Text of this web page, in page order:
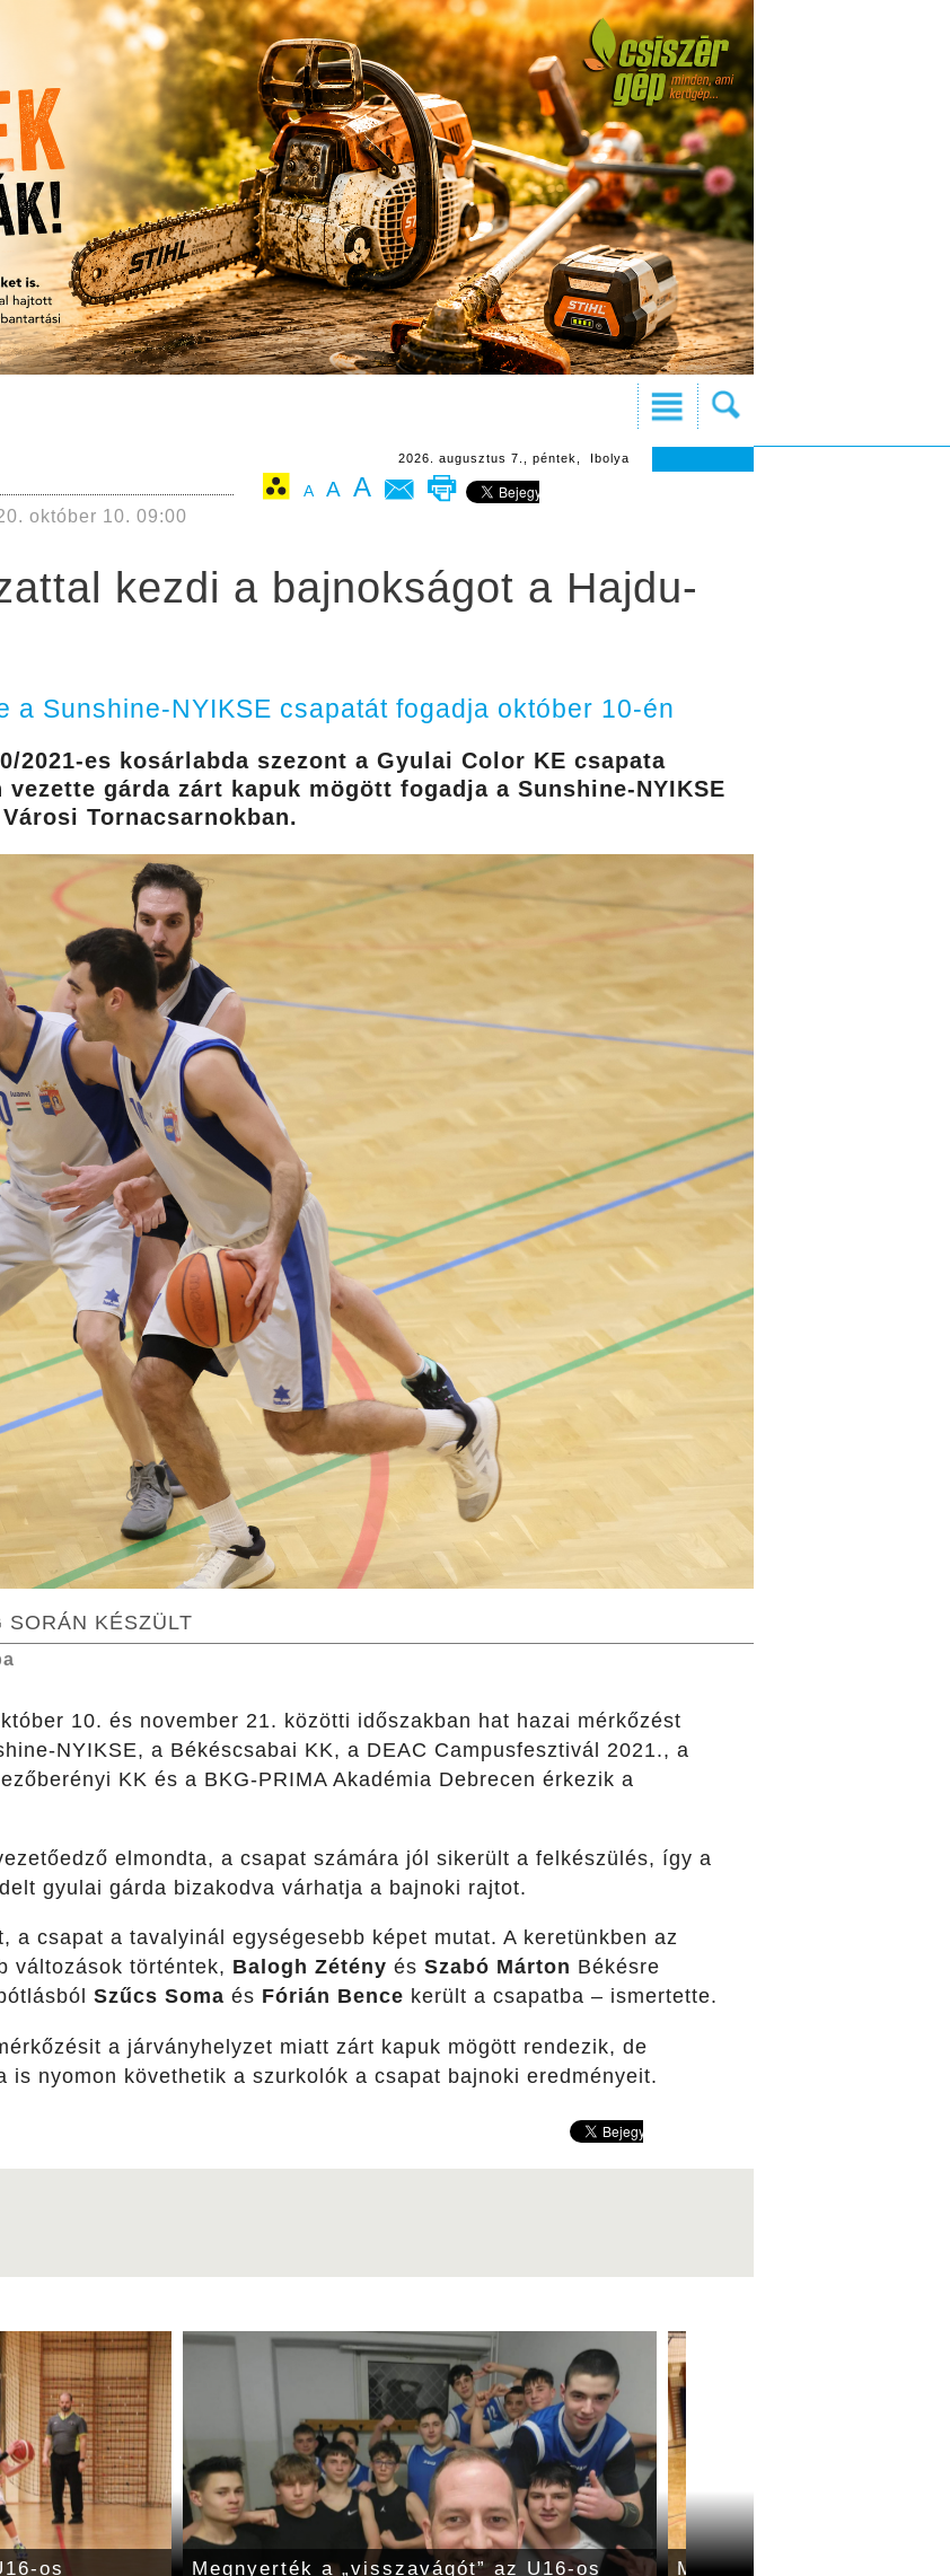
2026. augusztus 7., péntek, Ibolya
A A A
október 10. 09:00
kezdi a bajnokságot a Hajdu-
a Sunshine-NYIKSE csapatát fogadja október 10-én
2021-es kosárlabda szezont a Gyulai Color KE csapata
gárda zárt kapuk mögött fogadja a Sunshine-NYIKSE
Tornacsarnokban.
SORÁN KÉSZÜLT
10. és november 21. közötti időszakban hat hazai mérkőzést
NYIKSE, a Békéscsabai KK, a DEAC Campusfesztivál 2021., a
KK és a BKG-PRIMA Akadémia Debrecen érkezik a
elmondta, a csapat számára jól sikerült a felkészülés, így a
gyulai gárda bizakodva várhatja a bajnoki rajtot.
a csapat a tavalyinál egységesebb képet mutat. A keretünkben az
változások történtek, Balogh Zétény és Szabó Márton Békésre
Szűcs Soma és Fórián Bence került a csapatba – ismertette.
a járványhelyzet miatt zárt kapuk mögött rendezik, de
is nyomon követhetik a szurkolók a csapat bajnoki eredményeit.
os
Megnyerték a „visszavágót” az U16-os
Megnyerték meccsüket